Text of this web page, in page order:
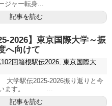
ジャー転身...
記事を読む
2026】東京国際大学～振
へ向けて
回箱根駅伝2026, 東京国際大
大学駅伝2025-2026振り返りと今
行います。 ...
記事を読む